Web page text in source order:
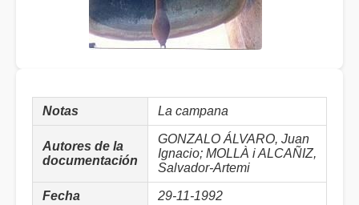
Notas La campana
Autores de la
documentación
GONZALO ÁLVARO, Juan
Ignacio; MOLLÀ i ALCAÑIZ,
Salvador-Artemi
Fecha 29-11-1992